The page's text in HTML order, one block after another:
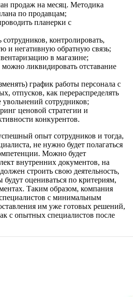
продаж на месяц. Методика
по продавцам;
планерки с
контролировать,
и негативную обратную связь;
в магазине;
можно ликвидировать отставание
график работы персонала с
отпусков, как перераспределять
увольнений сотрудников;
ценовой стратегии и
конкурентов.
опыт сотрудников и тогда,
не нужно будет полагаться
Можно будет
внутренних документов, на
строить свою деятельность,
будут оцениваться по критериям,
Таким образом, компания
с минимальным
им уже готовых решений,
с опытных специалистов после